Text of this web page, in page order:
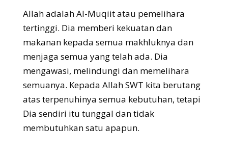
Allah adalah Al-Muqiit atau pemelihara
tertinggi. Dia memberi kekuatan dan
makanan kepada semua makhluknya dan
menjaga semua yang telah ada. Dia
mengawasi, melindungi dan memelihara
semuanya. Kepada Allah SWT kita berutang
atas terpenuhinya semua kebutuhan, tetapi
Dia sendiri itu tunggal dan tidak
membutuhkan satu apapun.